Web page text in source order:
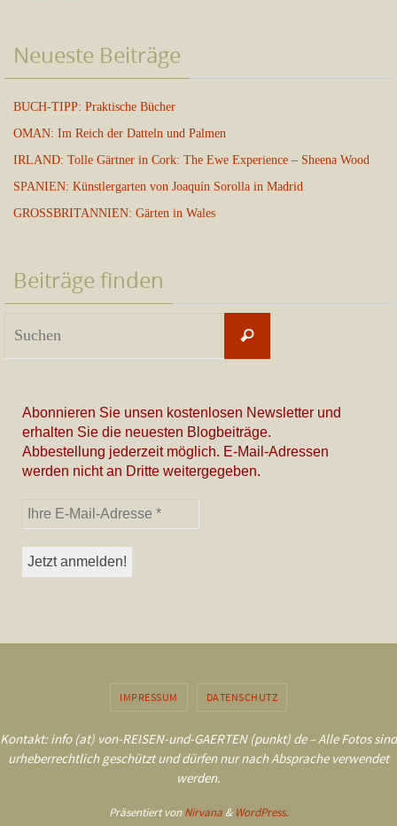
Neueste Beiträge
BUCH-TIPP: Praktische Bücher
OMAN: Im Reich der Datteln und Palmen
IRLAND: Tolle Gärtner in Cork: The Ewe Experience – Sheena Wood
SPANIEN: Künstlergarten von Joaquín Sorolla in Madrid
GROSSBRITANNIEN: Gärten in Wales
Beiträge finden
Suchen
Abonnieren Sie unsen kostenlosen Newsletter und
erhalten Sie die neuesten Blogbeiträge.
Abbestellung jederzeit möglich. E-Mail-Adressen
werden nicht an Dritte weitergegeben.
IMPRESSUM DATENSCHUTZ
Kontakt: info (at) von-REISEN-und-GAERTEN (punkt) de – Alle Fotos sind
urheberrechtlich geschützt und dürfen nur nach Absprache verwendet
werden.
Präsentiert vonNirvana & WordPress.